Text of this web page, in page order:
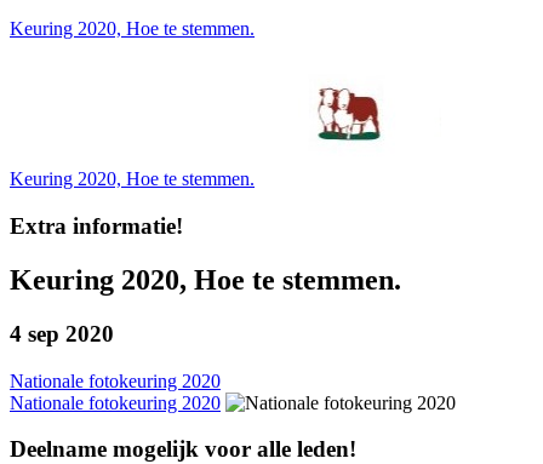
Keuring 2020, Hoe te stemmen.
Keuring 2020, Hoe te stemmen.
Extra informatie!
Keuring 2020, Hoe te stemmen.
4 sep 2020
Nationale fotokeuring 2020
Nationale fotokeuring 2020
Deelname mogelijk voor alle leden!